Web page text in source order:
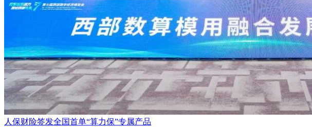
人保财险签发全国首单“算力保”专属产品